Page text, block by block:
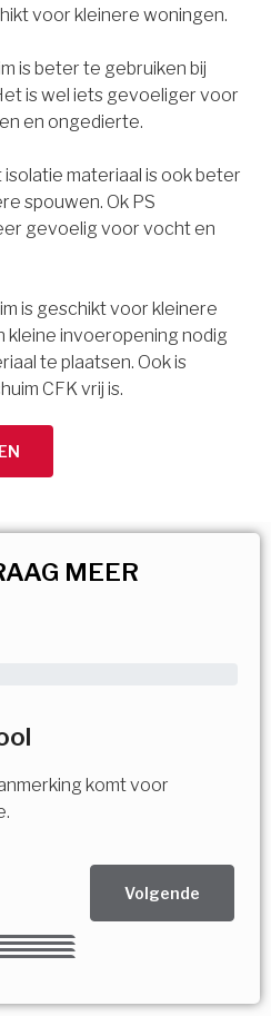
voor kleinere woningen.
is beter te gebruiken bij
is wel iets gevoeliger voor
en ongedierte.
isolatie materiaal is ook beter
spouwen. Ok PS
gevoelig voor vocht en
is geschikt voor kleinere
kleine invoeropening nodig
te plaatsen. Ook is
CFK vrij is.
MEER
komt voor
Volgende
mogelijk